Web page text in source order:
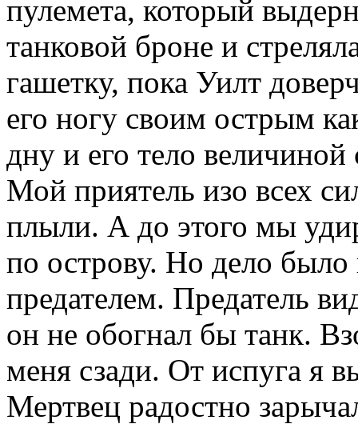
пулемета, который
танковой броне и
гашетку, пока Уилт
его ногу своим острым
дну и его тело
Мой приятель изо всех
плыли. А до этого мы
по острову. Но дело
предателем. Предатель
он не обогнал бы танк.
меня сзади. От испуга я
Мертвец радостно